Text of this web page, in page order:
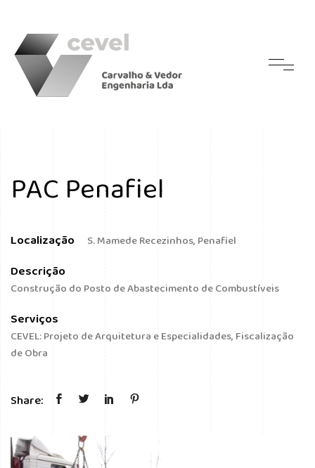
PAC Penafiel
Localização S. Mamede Recezinhos, Penafiel
Descrição
Construção do Posto de Abastecimento de Combustíveis
Serviços
CEVEL: Projeto de Arquitetura e Especialidades, Fiscalização
de Obra
Share: